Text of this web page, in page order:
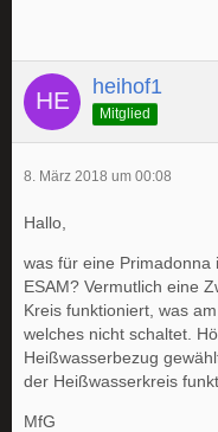
heihof1
Mitglied
8. März 2018 um 00:08
Hallo,
was für eine Primadonna
ESAM? Vermutlich eine
Kreis funktioniert, was
welches nicht schaltet.
Heißwasserbezug
der Heißwasserkreis
MfG